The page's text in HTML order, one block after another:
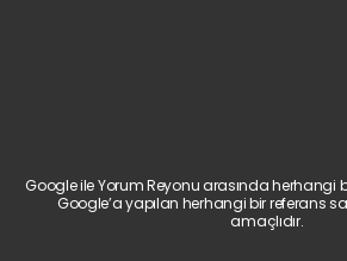
Google ile Yorum Reyonu arasında herhangi
Google’a yapılan herhangi bir referans
amaçlıdır.